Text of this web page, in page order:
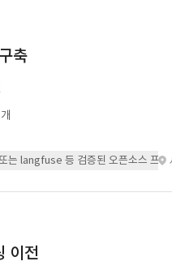
축
는 langfuse 등 검증된 오픈소스 프레
이전